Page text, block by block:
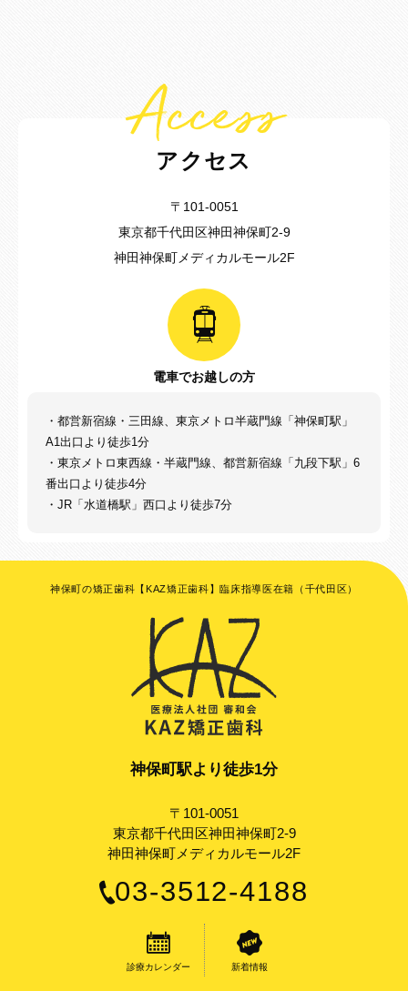
Access
アクセス
〒101-0051
東京都千代田区神田神保町2-9
神田神保町メディカルモール2F
電車でお越しの方
・都営新宿線・三田線、東京メトロ半蔵門線「神保町駅」
A1出口より徒歩1分
・東京メトロ東西線・半蔵門線、都営新宿線「九段下駅」6
番出口より徒歩4分
・JR「水道橋駅」西口より徒歩7分
神保町の矯正歯科【KAZ矯正歯科】臨床指導医在籍（千代田区）
神保町駅より徒歩1分
〒101-0051
東京都千代田区神田神保町2-9
神田神保町メディカルモール2F
03-3512-4188
診療カレンダー 新着情報